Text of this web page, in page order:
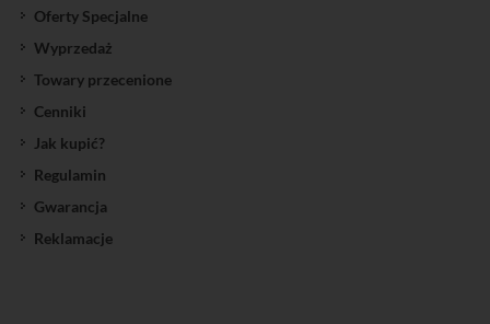
Oferty Specjalne
Wyprzedaż
Towary przecenione
Cenniki
Jak kupić?
Regulamin
Gwarancja
Reklamacje